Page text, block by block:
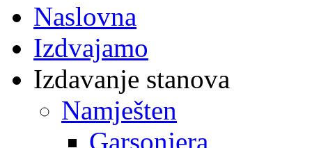
Naslovna
Izdvajamo
Izdavanje stanova
Namješten
Garsonjera